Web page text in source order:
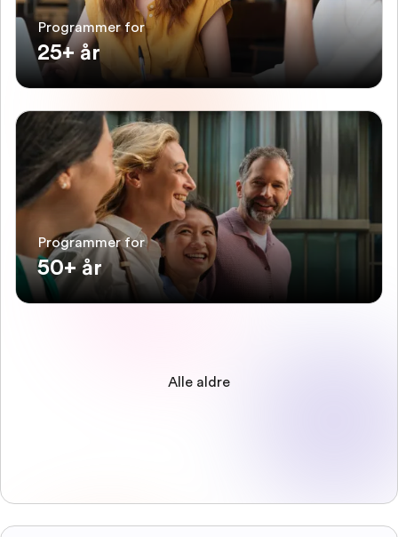
Programmer for
25+ år
Programmer for
50+ år
Alle aldre